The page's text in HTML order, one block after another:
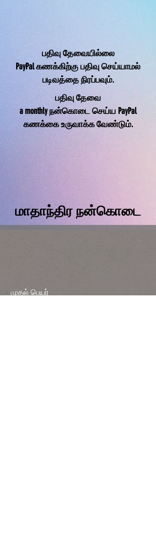
பதிவு தேவையில்லை
PayPal கணக்கிற்கு பதிவு செய்யாமல்
படிவத்தை நிரப்பவும்.
பதிவு தேவை
a monthly நன்கொடை செய்ய PayPal
கணக்கை உருவாக்க வேண்டும்.
மாதாந்திர நன்கொடை
முதல் பெயர்